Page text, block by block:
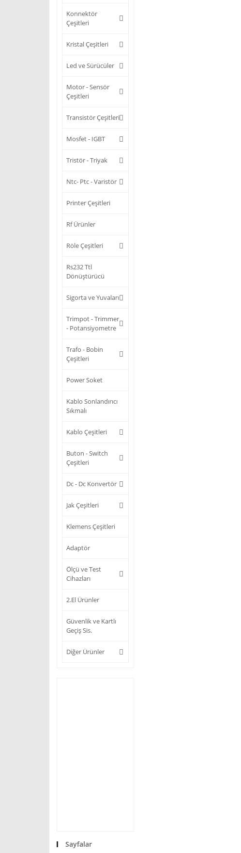
Konnektör
Çeşitleri
Kristal Çeşitleri
Led ve Sürücüler
Motor - Sensör
Çeşitleri
Transistör Çeşitleri
Mosfet - IGBT
Tristör - Triyak
Ntc- Ptc - Varistör
Printer Çeşitleri
Rf Ürünler
Röle Çeşitleri
Rs232 Ttl
Dönüştürücü
Sigorta ve Yuvaları
Trimpot - Trimmer
- Potansiyometre
Trafo - Bobin
Çeşitleri
Power Soket
Kablo Sonlandırıcı
Sıkmalı
Kablo Çeşitleri
Buton - Switch
Çeşitleri
Dc - Dc Konvertör
Jak Çeşitleri
Klemens Çeşitleri
Adaptör
Ölçü ve Test
Cihazları
2.El Ürünler
Güvenlik ve Kartlı
Geçiş Sis.
Diğer Ürünler
Sayfalar